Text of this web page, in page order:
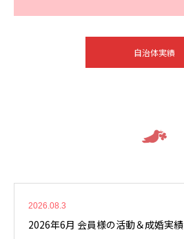
自治体実績
2026.08.3
2026年6月 会員様の活動＆成婚実績